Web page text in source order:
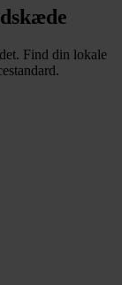
Find din lokale